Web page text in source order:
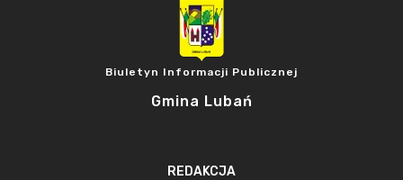
Biuletyn Informacji Publicznej
Gmina Lubań
REDAKCJA